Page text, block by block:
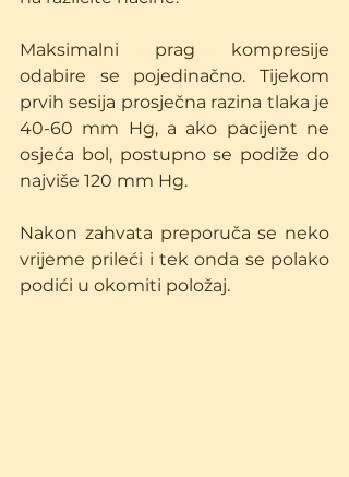
Maksimalni prag kompresije
odabire se pojedinačno. Tijekom
prvih sesija prosječna razina tlaka je
40-60 mm Hg, a ako pacijent ne
osjeća bol, postupno se podiže do
najviše 120 mm Hg.
Nakon zahvata preporuča se neko
vrijeme prileći i tek onda se polako
podići u okomiti položaj.